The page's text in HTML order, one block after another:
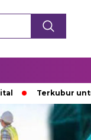
Terkubur untuk Hidup